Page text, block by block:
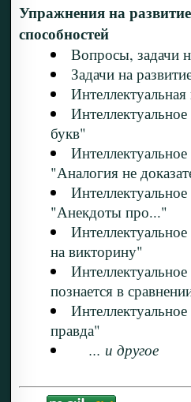
Упражнения на
способностей
Вопросы, задачи
Задачи на
букв"
"Аналогия не
"Анекдоты про..."
на викторину"
познается в
правда"
... и другое